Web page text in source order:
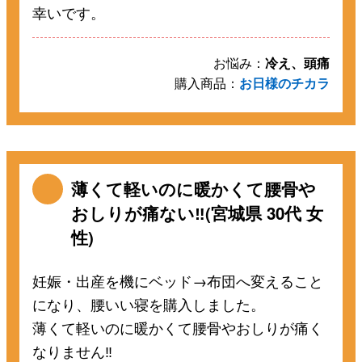
幸いです。
お悩み： 冷え、頭痛
購入商品： お日様のチカラ
薄くて軽いのに暖かくて腰骨や
おしりが痛ない‼(宮城県 30代 女
性)
妊娠・出産を機にベッド→布団へ変えること
になり、腰いい寝を購入しました。
薄くて軽いのに暖かくて腰骨やおしりが痛く
なりません‼